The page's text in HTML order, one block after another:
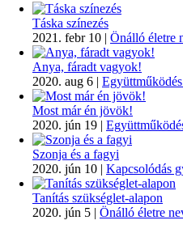
Táska színezés
2021. febr 10 | Önálló életre
Anya, fáradt vagyok!
2020. aug 6 |
Most már én jövök!
2020. jún 19 |
Szonja és a fagyi
2020. jún 10 | Kapcsolódás
Tanítás szükséglet-alapon
2020. jún 5 | Önálló életre